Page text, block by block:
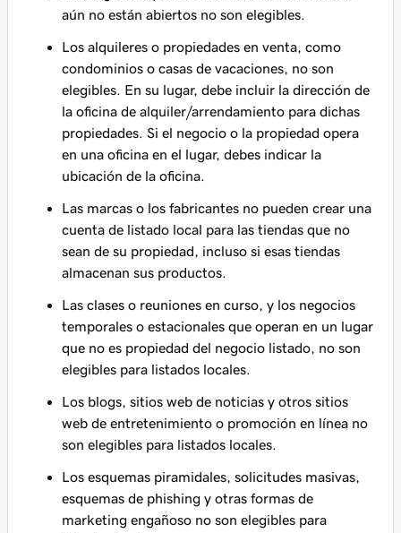
aún no están abiertos no son elegibles.
Los alquileres o propiedades en venta, como
condominios o casas de vacaciones, no son
elegibles. En su lugar, debe incluir la dirección de
la oficina de alquiler/arrendamiento para dichas
propiedades. Si el negocio o la propiedad opera
en una oficina en el lugar, debes indicar la
ubicación de la oficina.
Las marcas o los fabricantes no pueden crear una
cuenta de listado local para las tiendas que no
sean de su propiedad, incluso si esas tiendas
almacenan sus productos.
Las clases o reuniones en curso, y los negocios
temporales o estacionales que operan en un lugar
que no es propiedad del negocio listado, no son
elegibles para listados locales.
Los blogs, sitios web de noticias y otros sitios
web de entretenimiento o promoción en línea no
son elegibles para listados locales.
Los esquemas piramidales, solicitudes masivas,
esquemas de phishing y otras formas de
marketing engañoso no son elegibles para